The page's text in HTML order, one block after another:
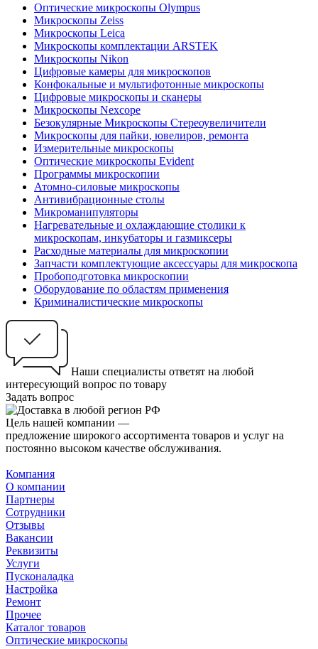
Оптические микроскопы Olympus
Микроскопы Zeiss
Микроскопы Leica
Микроскопы комплектации ARSTEK
Микроскопы Nikon
Цифровые камеры для микроскопов
Конфокальные и мультифотонные микроскопы
Цифровые микроскопы и сканеры
Микроскопы Nexcope
Безокулярные Микроскопы Стереоувеличители
Микроскопы для пайки, ювелиров, ремонта
Измерительные микроскопы
Оптические микроскопы Evident
Программы микроскопии
Атомно-силовые микроскопы
Антивибрационные столы
Микроманипуляторы
Нагревательные и охлаждающие столики к
микроскопам, инкубаторы и газмиксеры
Расходные материалы для микроскопии
Запчасти комплектующие аксессуары для микроскопа
Пробоподготовка микроскопии
Оборудование по областям применения
Криминалистические микроскопы
Наши специалисты ответят на любой
интересующий вопрос по товару
Задать вопрос
Цель нашей компании —
предложение широкого ассортимента товаров и услуг на
постоянно высоком качестве обслуживания.
Компания
О компании
Партнеры
Сотрудники
Отзывы
Вакансии
Реквизиты
Услуги
Пусконаладка
Настройка
Ремонт
Прочее
Каталог товаров
Оптические микроскопы